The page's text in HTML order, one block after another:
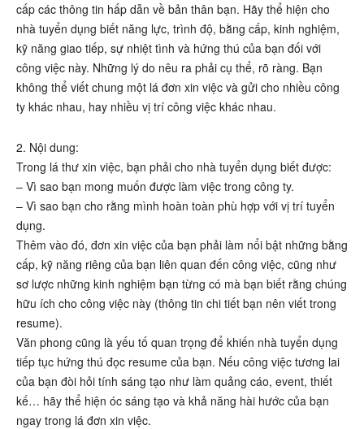
cấp các thông tin hấp dẫn về bản thân bạn. Hãy thể hiện cho
nhà tuyển dụng biết năng lực, trình độ, bằng cấp, kinh nghiệm,
kỹ năng giao tiếp, sự nhiệt tình và hứng thú của bạn đối với
công việc này. Những lý do nêu ra phải cụ thể, rõ ràng. Bạn
không thể viết chung một lá đơn xin việc và gửi cho nhiều công
ty khác nhau, hay nhiều vị trí công việc khác nhau.
2. Nội dung:
Trong lá thư xin việc, bạn phải cho nhà tuyển dụng biết được:
– Vì sao bạn mong muốn được làm việc trong công ty.
– Vì sao bạn cho rằng mình hoàn toàn phù hợp với vị trí tuyển
dụng.
Thêm vào đó, đơn xin việc của bạn phải làm nổi bật những bằng
cấp, kỹ năng riêng của bạn liên quan đến công việc, cũng như
sơ lược những kinh nghiệm bạn từng có mà bạn biết rằng chúng
hữu ích cho công việc này (thông tin chi tiết bạn nên viết trong
resume).
Văn phong cũng là yếu tố quan trọng để khiến nhà tuyển dụng
tiếp tục hứng thú đọc resume của bạn. Nếu công việc tương lai
của bạn đòi hỏi tính sáng tạo như làm quảng cáo, event, thiết
kế… hãy thể hiện óc sáng tạo và khả năng hài hước của bạn
ngay trong lá đơn xin việc.